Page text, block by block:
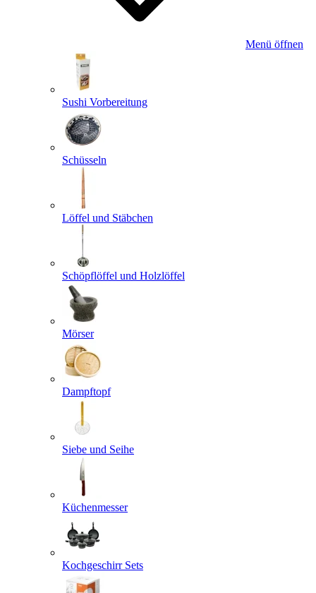
Menü öffnen
Sushi Vorbereitung
Schüsseln
Löffel und Stäbchen
Schöpflöffel und Holzlöffel
Mörser
Dampftopf
Siebe und Seihe
Küchenmesser
Kochgeschirr Sets